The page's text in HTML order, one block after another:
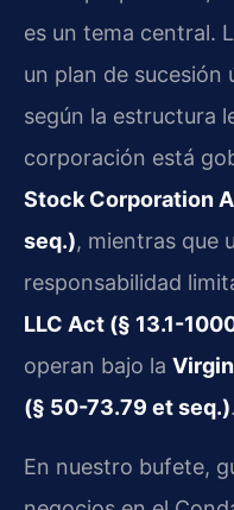
es un tema central.
un plan de sucesión
según la estructura
corporación está
Stock Corporation
seq.), mientras que
responsabilidad
LLC Act (§ 13.1-
operan bajo la
(§ 50-73.79 et seq.).
En nuestro bufete,